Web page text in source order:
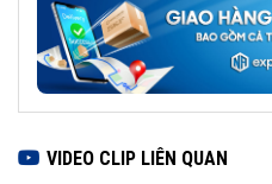
VIDEO CLIP LIÊN QUAN